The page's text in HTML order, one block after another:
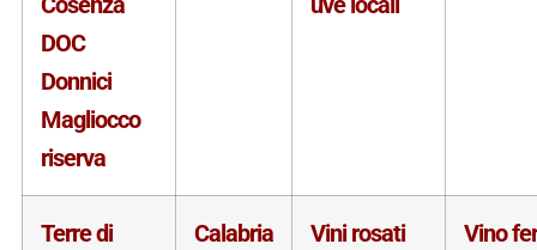
DOC
Donnici
Magliocco
riserva
Terre di
Calabria Vini rosati Vino